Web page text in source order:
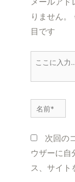
りません。
目です
こ
入
力…
名
前
*
次回の
ウザーに自
ス、サイト